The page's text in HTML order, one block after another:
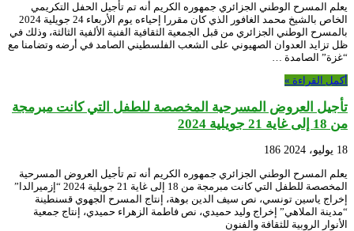
يعلم المسرح الوطني الجزائري جمهوره الكريم أنه تم تأجيل الحفل التكريمي
الخاص بالشيخ محمد الغافور الذي كان مقررا إحياءه يوم الأربعاء 24 جويلية 2024
بالمسرح الوطني الجزائري من قبل الجمعية الثقافية الفنية الألفية الثالثة، وذلك في
ظل تزايد العدوان الصهيوني على الشعب الفلسطيني الصامد في أرضه وتضامنا مع
“غزة” الصامدة …
أكمل القراءة »
تأجيل العروض المسرحية المخصصة للطفل التي كانت مبرمجة
من 18 إلى غاية 21 جويلية 2024
18 يوليو، 2024
186
يعلم المسرح الوطني الجزائري جمهوره الكريم أنه تم تأجيل العروض المسرحية
المخصصة للطفل التي كانت مبرمجة من 18 إلى غاية 21 جويلية 2024 “إزميرالدا”
إخراج ياسين تونسي، نص سيف الدين بوهة، إنتاج المسرح الجهوي قسنطينة
“مدينة الملاهي” إخراج وليد حميدي، نص فاطمة الزهراء حميدي، إنتاج جمعية
الأنوار الروبية للثقافة والفنون